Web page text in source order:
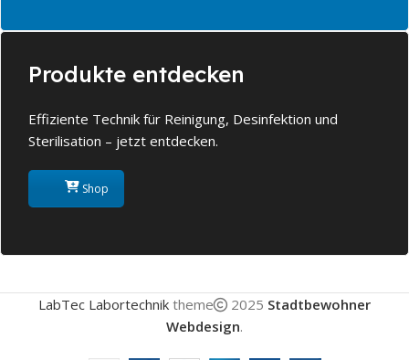
Produkte entdecken
Effiziente Technik für Reinigung, Desinfektion und
Sterilisation – jetzt entdecken.
Shop
LabTec Labortechnik theme 2025 Stadtbewohner
Webdesign.